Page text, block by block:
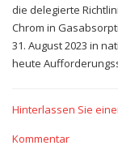
die delegierte
Chrom in
31. August 2023 in
heute
Hinterlassen Sie
Kommentar